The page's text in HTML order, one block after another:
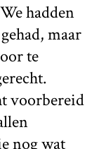
hadden
maar
te
voorbereid
nog wat